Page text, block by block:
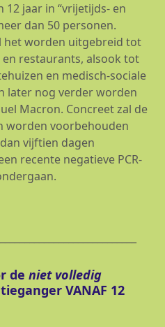
jaar in “vrijetijds- en
dan 50 personen.
het worden uitgebreid tot
restaurants, alsook tot
en medisch-sociale
later nog verder worden
Macron. Concreet zal de
worden voorbehouden
vijftien dagen
recente negatieve PCR-
deniet volledig
VANAF 12